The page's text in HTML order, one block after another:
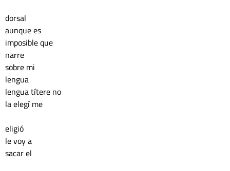
dorsal
aunque es
imposible que
narre
sobre mi
lengua
lengua títere no
la elegí me
eligió
le voy a
sacar el